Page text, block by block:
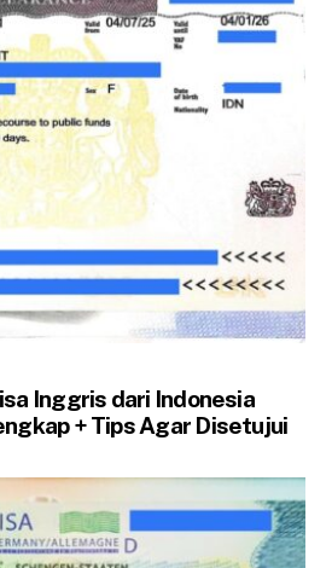
Inggris dari Indonesia
+ Tips Agar Disetujui